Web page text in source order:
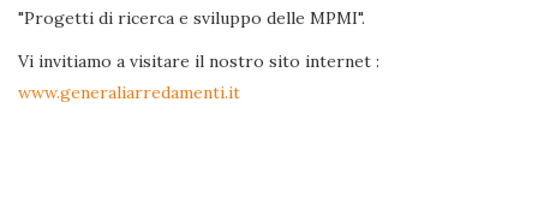
"Progetti di ricerca e sviluppo delle MPMI".
Vi invitiamo a visitare il nostro sito internet :
www.generaliarredamenti.it